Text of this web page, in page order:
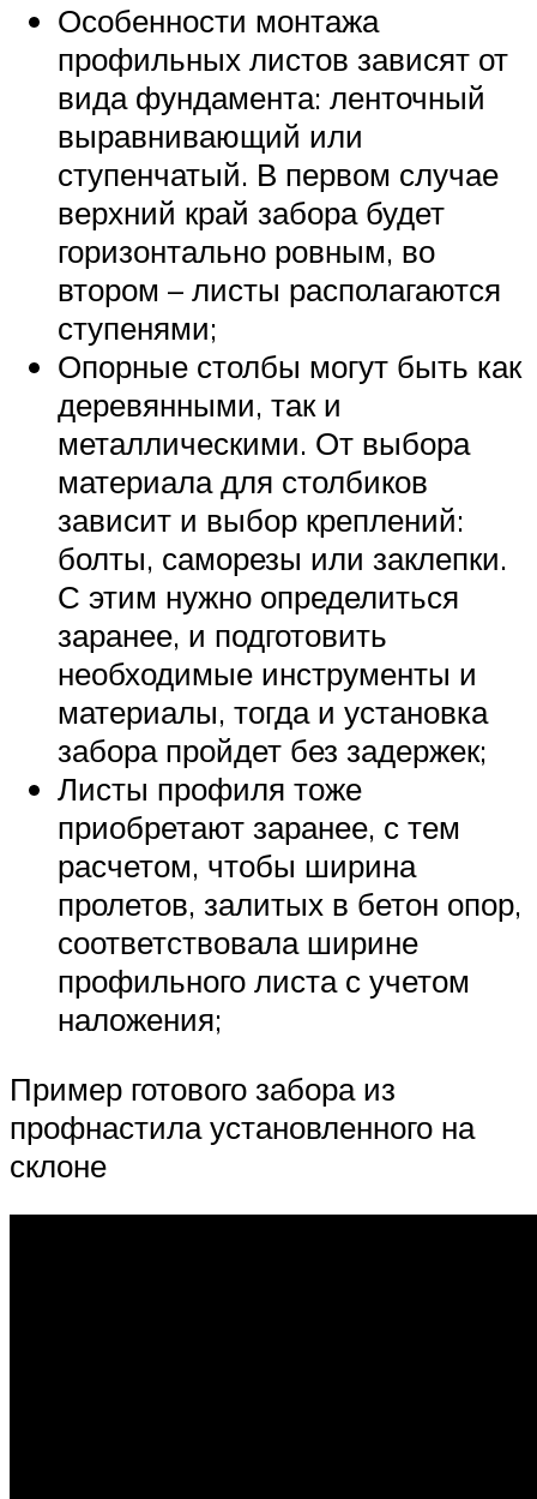
Особенности монтажа
профильных листов зависят от
вида фундамента: ленточный
выравнивающий или
ступенчатый. В первом случае
верхний край забора будет
горизонтально ровным, во
втором – листы располагаются
ступенями;
Опорные столбы могут быть как
деревянными, так и
металлическими. От выбора
материала для столбиков
зависит и выбор креплений:
болты, саморезы или заклепки.
С этим нужно определиться
заранее, и подготовить
необходимые инструменты и
материалы, тогда и установка
забора пройдет без задержек;
Листы профиля тоже
приобретают заранее, с тем
расчетом, чтобы ширина
пролетов, залитых в бетон опор,
соответствовала ширине
профильного листа с учетом
наложения;
Пример готового забора из
профнастила установленного на
склоне